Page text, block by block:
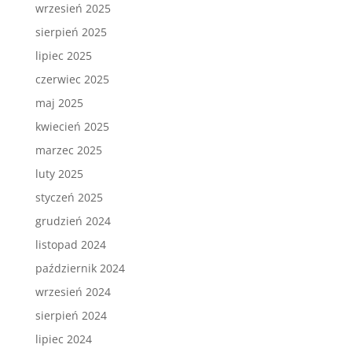
wrzesień 2025
sierpień 2025
lipiec 2025
czerwiec 2025
maj 2025
kwiecień 2025
marzec 2025
luty 2025
styczeń 2025
grudzień 2024
listopad 2024
październik 2024
wrzesień 2024
sierpień 2024
lipiec 2024